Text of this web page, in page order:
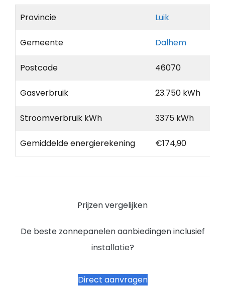
Provincie Luik
Gemeente Dalhem
Postcode 46070
Gasverbruik 23.750 kWh
Stroomverbruik kWh 3375 kWh
Gemiddelde energierekening €174,90
Prijzen vergelijken
De beste zonnepanelen aanbiedingen inclusief
installatie?
Direct aanvragen